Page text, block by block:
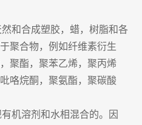
和合成塑胶，蜡，树脂和各
聚合物，例如纤维素衍生
聚酯，聚苯乙烯，聚丙烯
咯烷酮，聚氨酯，聚碳酸
机溶剂和水相混合的。因